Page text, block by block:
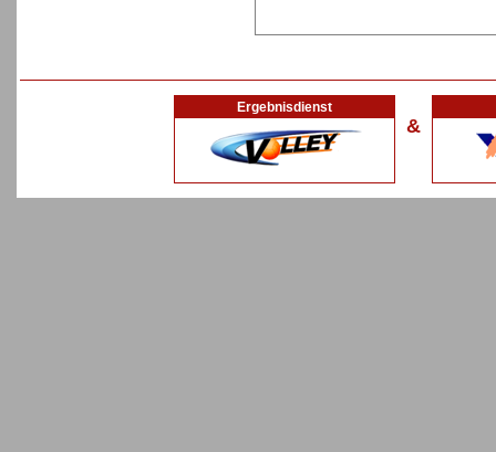
Ergebnisdienst
&